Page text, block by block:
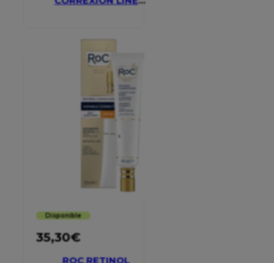
Disponible
35,30€
ROC RETINOL